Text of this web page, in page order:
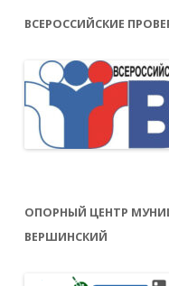
ВСЕРОССИЙСКИЕ
ОПОРНЫЙ ЦЕНТР
ВЕРШИНСКИЙ